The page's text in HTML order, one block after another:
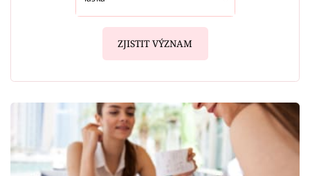
ZJISTIT VÝZNAM